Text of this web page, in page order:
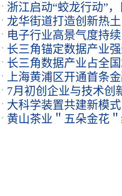
浙江启动“蛟龙行动”
业龙华街道打造创新热
电子行业高景气度持
销售旺季
长三角锚定数据产业
长三角数据产业占全
数据增长引擎
上海黄浦区开通首条
7月初创企业与技术创
24.9%
大科学装置共建新模
机时”
黄山茶业＂五朵金花